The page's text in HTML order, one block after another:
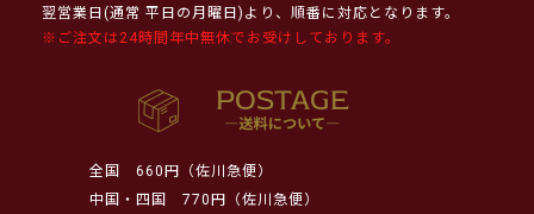
翌営業日(通常 平日の月曜日)より、順番に対応となります。
※ご注文は24時間年中無休でお受けしております。
全国
660円（佐川急便）
中国・四国
770円（佐川急便）